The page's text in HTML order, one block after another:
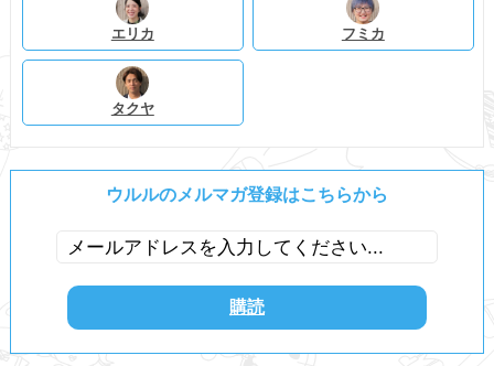
エリカ フミカ
タクヤ
ウルルのメルマガ登録はこちらから